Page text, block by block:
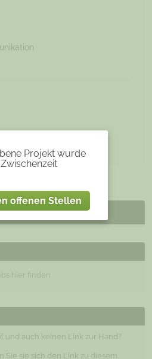
Projekt wurde
offenen Stellen
hier finden
und auch keinen Link zur Hand?
Sie sie sich den Link zu diesem